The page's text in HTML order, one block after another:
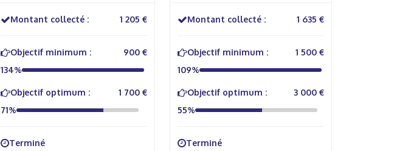
Montant collecté : 1 205 €
Objectif minimum :
900 €
134%
Objectif optimum :
1 700 €
71%
Terminé
Montant collecté : 1 635 €
Objectif minimum :
1 500 €
109%
Objectif optimum :
3 000 €
55%
Terminé